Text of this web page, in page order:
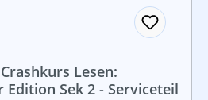
Lesen:
Edition Sek 2 - Serviceteil